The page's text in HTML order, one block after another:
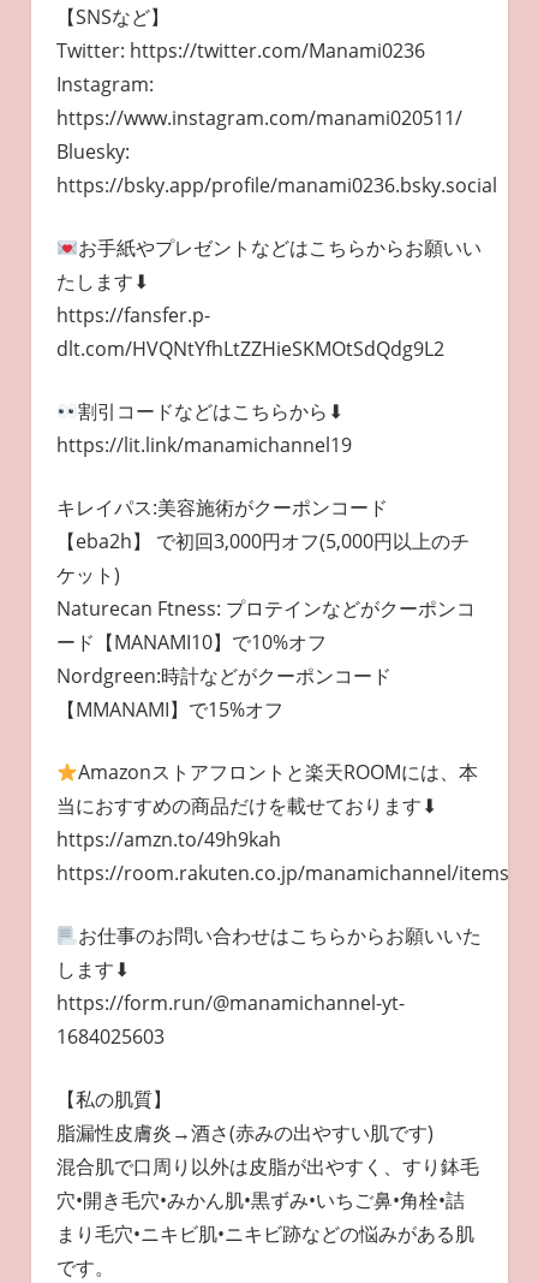
【SNSなど】
Twitter: https://twitter.com/Manami0236
Instagram:
https://www.instagram.com/manami020511/
Bluesky:
https://bsky.app/profile/manami0236.bsky.social
お手紙やプレゼントなどはこちらからお願いい
たします⬇︎
https://fansfer.p-
dlt.com/HVQNtYfhLtZZHieSKMOtSdQdg9L2
割引コードなどはこちらから⬇︎
https://lit.link/manamichannel19
キレイパス:美容施術がクーポンコード
【eba2h】 で初回3,000円オフ(5,000円以上のチ
ケット)
Naturecan Ftness: プロテインなどがクーポンコ
ード【MANAMI10】で10%オフ
Nordgreen:時計などがクーポンコード
【MMANAMI】で15%オフ
Amazonストアフロントと楽天ROOMには、本
当におすすめの商品だけを載せております⬇︎
https://amzn.to/49h9kah
https://room.rakuten.co.jp/manamichannel/items
お仕事のお問い合わせはこちらからお願いいた
します⬇︎
https://form.run/@manamichannel-yt-
1684025603
【私の肌質】
脂漏性皮膚炎→酒さ(赤みの出やすい肌です)
混合肌で口周り以外は皮脂が出やすく、すり鉢毛
穴•開き毛穴•みかん肌•黒ずみ•いちご鼻•角栓•詰
まり毛穴•ニキビ肌•ニキビ跡などの悩みがある肌
です。